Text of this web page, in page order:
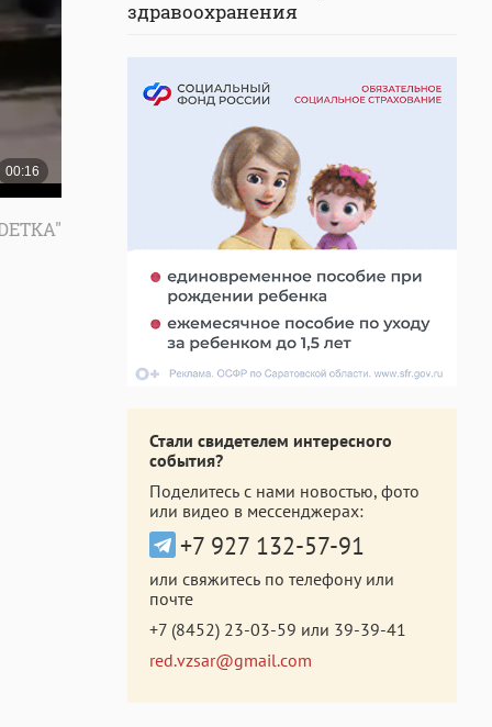
здравоохранения
Стали свидетелем интересного
события?
Поделитесь с нами новостью, фото
или видео в мессенджерах:
+7 927 132-57-91
или свяжитесь по телефону или
почте
+7 (8452) 23-03-59 или 39-39-41
red.vzsar@gmail.com